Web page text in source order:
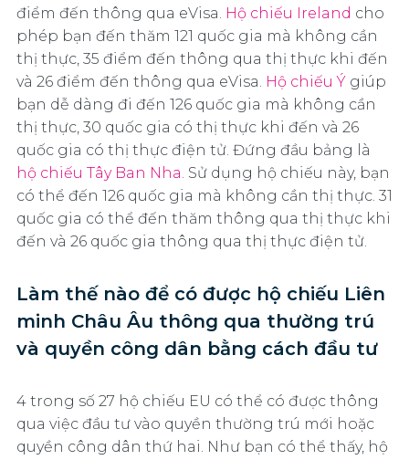
điểm đến thông qua eVisa. Hộ chiếu Ireland cho
phép bạn đến thăm 121 quốc gia mà không cần
thị thực, 35 điểm đến thông qua thị thực khi đến
và 26 điểm đến thông qua eVisa. Hộ chiếu Ý giúp
bạn dễ dàng đi đến 126 quốc gia mà không cần
thị thực, 30 quốc gia có thị thực khi đến và 26
quốc gia có thị thực điện tử. Đứng đầu bảng là
hộ chiếu Tây Ban Nha. Sử dụng hộ chiếu này, bạn
có thể đến 126 quốc gia mà không cần thị thực. 31
quốc gia có thể đến thăm thông qua thị thực khi
đến và 26 quốc gia thông qua thị thực điện tử.
Làm thế nào để có được hộ chiếu Liên
minh Châu Âu thông qua thường trú
và quyền công dân bằng cách đầu tư
4 trong số 27 hộ chiếu EU có thể có được thông
qua việc đầu tư vào quyền thường trú mới hoặc
quyền công dân thứ hai. Như bạn có thể thấy, hộ